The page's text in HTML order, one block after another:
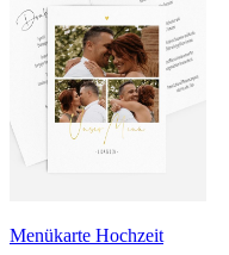
Menükarte Hochzeit